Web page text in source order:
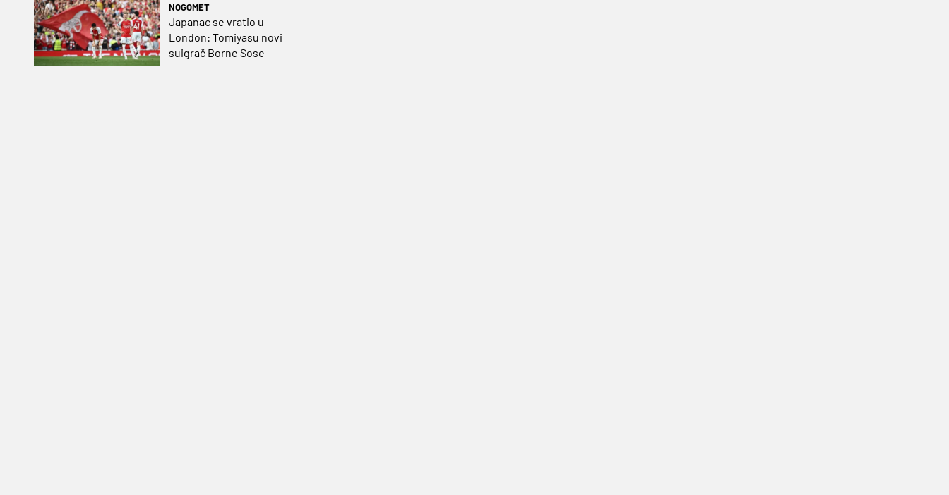
NOGOMET
Japanac se vratio u
London: Tomiyasu novi
suigrač Borne Sose